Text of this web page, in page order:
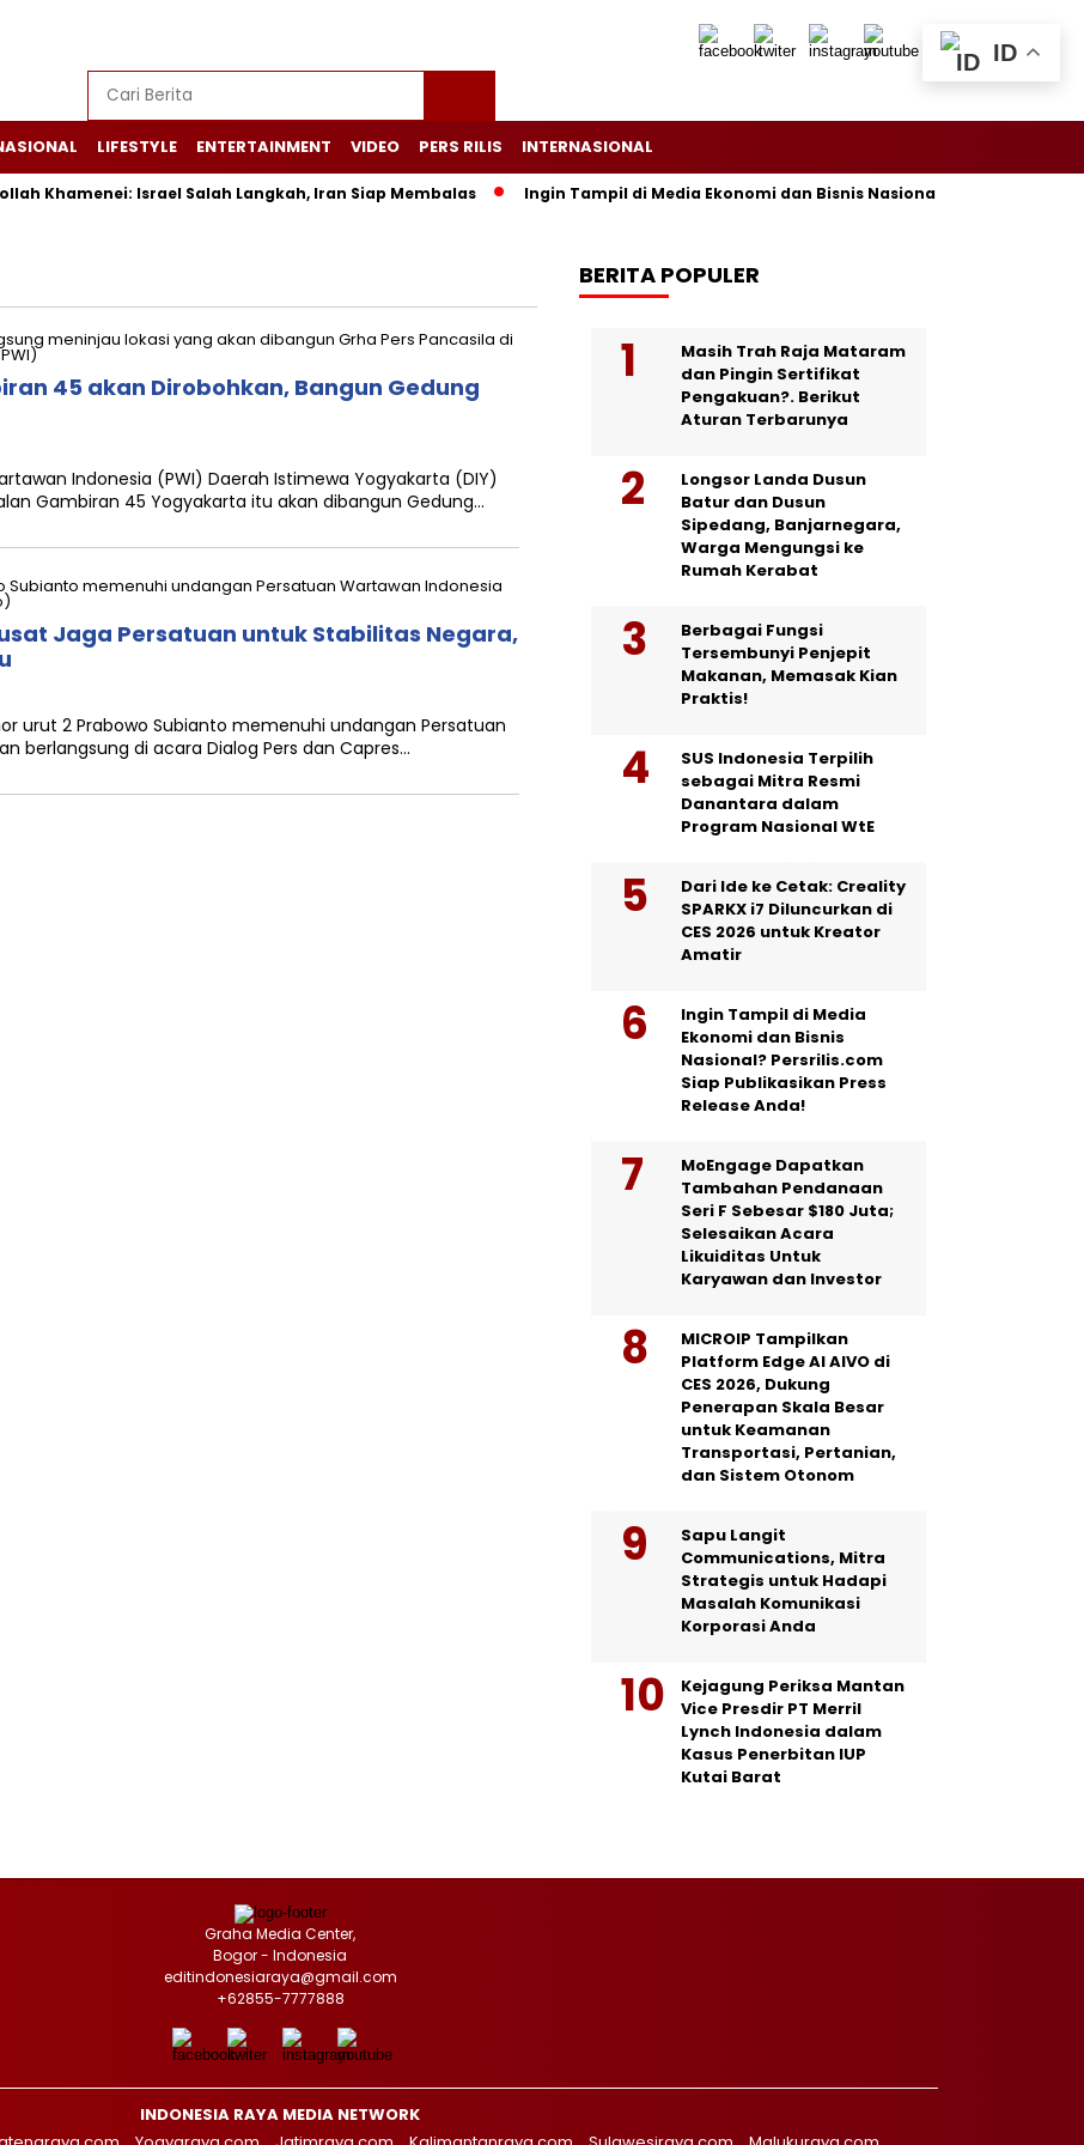
LIFESTYLE ENTERTAINMENT VIDEO PERS RILIS INTERNASIONAL
Khamenei: Israel Salah Langkah, Iran Siap Membalas Ingin Tampil di Media Ekonomi dan Bisnis Nasional? Persrilis.com Siap
45 akan Dirobohkan, Bangun Gedung
Indonesia (PWI) Daerah Istimewa Yogyakarta (DIY)
Gambiran 45 Yogyakarta itu akan dibangun Gedung…
Jaga Persatuan untuk Stabilitas Negara,
urut 2 Prabowo Subianto memenuhi undangan Persatuan
berlangsung di acara Dialog Pers dan Capres…
BERITA POPULER
Masih Trah Raja Mataram
dan Pingin Sertifikat
Pengakuan?. Berikut
Aturan Terbarunya
Longsor Landa Dusun
Batur dan Dusun
Sipedang, Banjarnegara,
Warga Mengungsi ke
Rumah Kerabat
Berbagai Fungsi
Tersembunyi Penjepit
Makanan, Memasak Kian
Praktis!
SUS Indonesia Terpilih
sebagai Mitra Resmi
Danantara dalam
Program Nasional WtE
Dari Ide ke Cetak: Creality
SPARKX i7 Diluncurkan di
CES 2026 untuk Kreator
Amatir
Ingin Tampil di Media
Ekonomi dan Bisnis
Nasional? Persrilis.com
Siap Publikasikan Press
Release Anda!
MoEngage Dapatkan
Tambahan Pendanaan
Seri F Sebesar $180 Juta;
Selesaikan Acara
Likuiditas Untuk
Karyawan dan Investor
MICROIP Tampilkan
Platform Edge AI AIVO di
CES 2026, Dukung
Penerapan Skala Besar
untuk Keamanan
Transportasi, Pertanian,
dan Sistem Otonom
Sapu Langit
Communications, Mitra
Strategis untuk Hadapi
Masalah Komunikasi
Korporasi Anda
Kejagung Periksa Mantan
Vice Presdir PT Merril
Lynch Indonesia dalam
Kasus Penerbitan IUP
Kutai Barat
ID
Graha Media Center,
Bogor - Indonesia
editindonesiaraya@gmail.com
+62855-7777888
INDONESIA RAYA MEDIA NETWORK